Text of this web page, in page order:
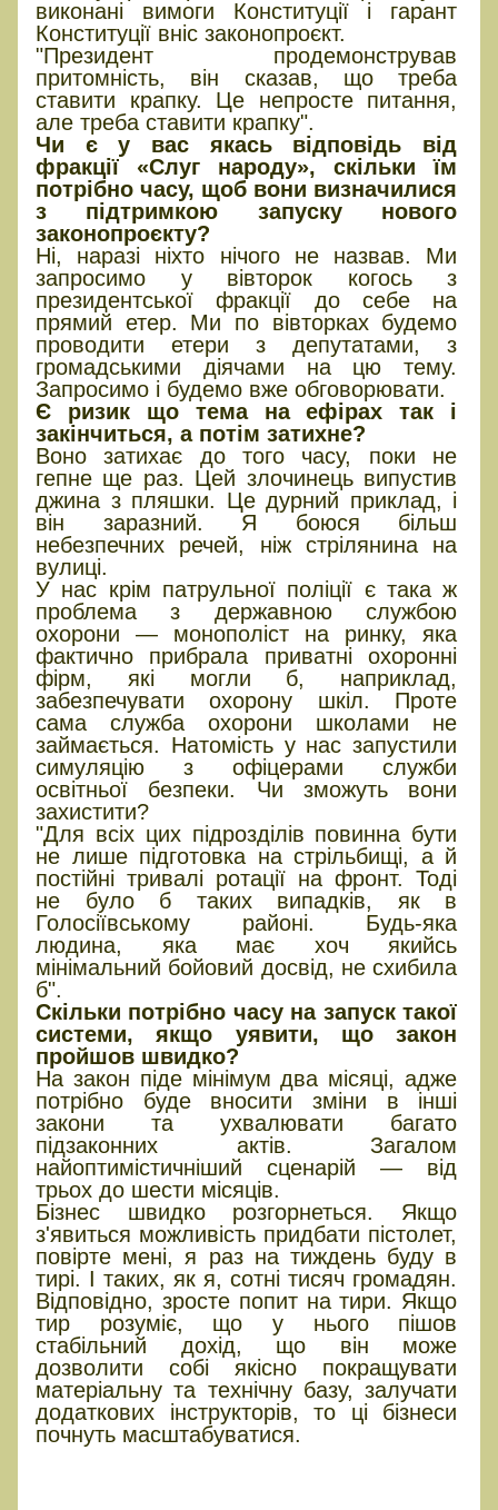
виконані вимоги Конституції і гарант
Конституції вніс законопроєкт.
"Президент продемонстрував
притомність, він сказав, що треба
ставити крапку. Це непросте питання,
але треба ставити крапку".
Чи є у вас якась відповідь від
фракції «Слуг народу», скільки їм
потрібно часу, щоб вони визначилися
з підтримкою запуску нового
законопроєкту?
Ні, наразі ніхто нічого не назвав. Ми
запросимо у вівторок когось з
президентської фракції до себе на
прямий етер. Ми по вівторках будемо
проводити етери з депутатами, з
громадськими діячами на цю тему.
Запросимо і будемо вже обговорювати.
Є ризик що тема на ефірах так і
закінчиться, а потім затихне?
Воно затихає до того часу, поки не
гепне ще раз. Цей злочинець випустив
джина з пляшки. Це дурний приклад, і
він заразний. Я боюся більш
небезпечних речей, ніж стрілянина на
вулиці.
У нас крім патрульної поліції є така ж
проблема з державною службою
охорони — монополіст на ринку, яка
фактично прибрала приватні охоронні
фірм, які могли б, наприклад,
забезпечувати охорону шкіл. Проте
сама служба охорони школами не
займається. Натомість у нас запустили
симуляцію з офіцерами служби
освітньої безпеки. Чи зможуть вони
захистити?
"Для всіх цих підрозділів повинна бути
не лише підготовка на стрільбищі, а й
постійні тривалі ротації на фронт. Тоді
не було б таких випадків, як в
Голосіївському районі. Будь-яка
людина, яка має хоч якийсь
мінімальний бойовий досвід, не схибила
б".
Скільки потрібно часу на запуск такої
системи, якщо уявити, що закон
пройшов швидко?
На закон піде мінімум два місяці, адже
потрібно буде вносити зміни в інші
закони та ухвалювати багато
підзаконних актів. Загалом
найоптимістичніший сценарій — від
трьох до шести місяців.
Бізнес швидко розгорнеться. Якщо
з'явиться можливість придбати пістолет,
повірте мені, я раз на тиждень буду в
тирі. І таких, як я, сотні тисяч громадян.
Відповідно, зросте попит на тири. Якщо
тир розуміє, що у нього пішов
стабільний дохід, що він може
дозволити собі якісно покращувати
матеріальну та технічну базу, залучати
додаткових інструкторів, то ці бізнеси
почнуть масштабуватися.